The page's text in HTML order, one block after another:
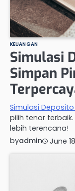
KEUANGAN
Simulasi
Simpan
Simulasi Deposito
pilih tenor
lebih terencana!
byadmin June